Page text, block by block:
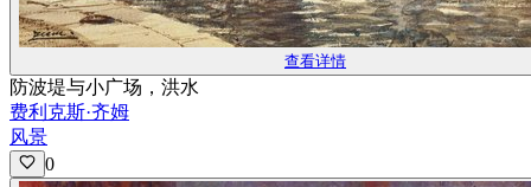
查看详情
防波堤与小广场，洪水
费利克斯·齐姆
风景
0